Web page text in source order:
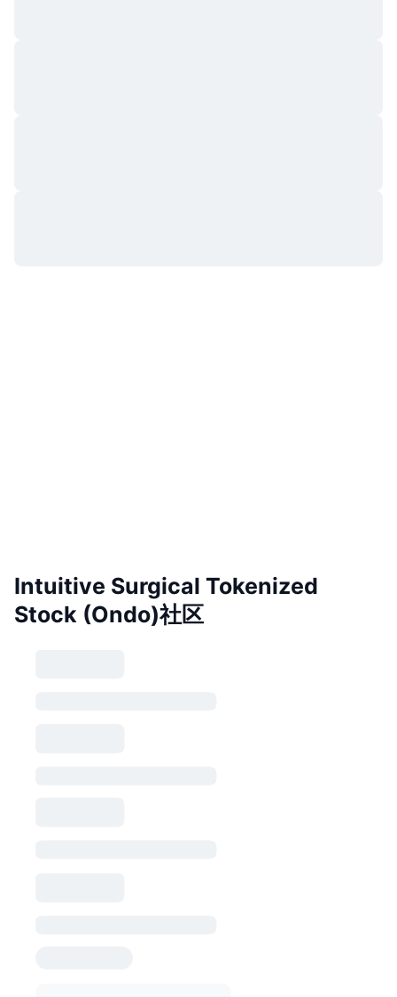
Intuitive Surgical Tokenized
Stock (Ondo)社区